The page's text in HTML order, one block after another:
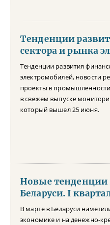
Тенденции
сектора и рынка
Тенденции развития
электромобилей, новости
проекты в
в свежем выпуске
который вышел 25 июня.
Новые тенденции
Беларуси. I
В марте в Беларуси
экономике и на денежно-